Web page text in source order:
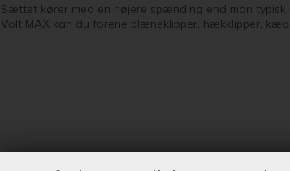
Sættet kører med en højere spænding end man
Volt MAX kan du forene plæneklipper, hækklipper,